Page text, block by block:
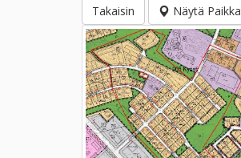
Takaisin Näytä